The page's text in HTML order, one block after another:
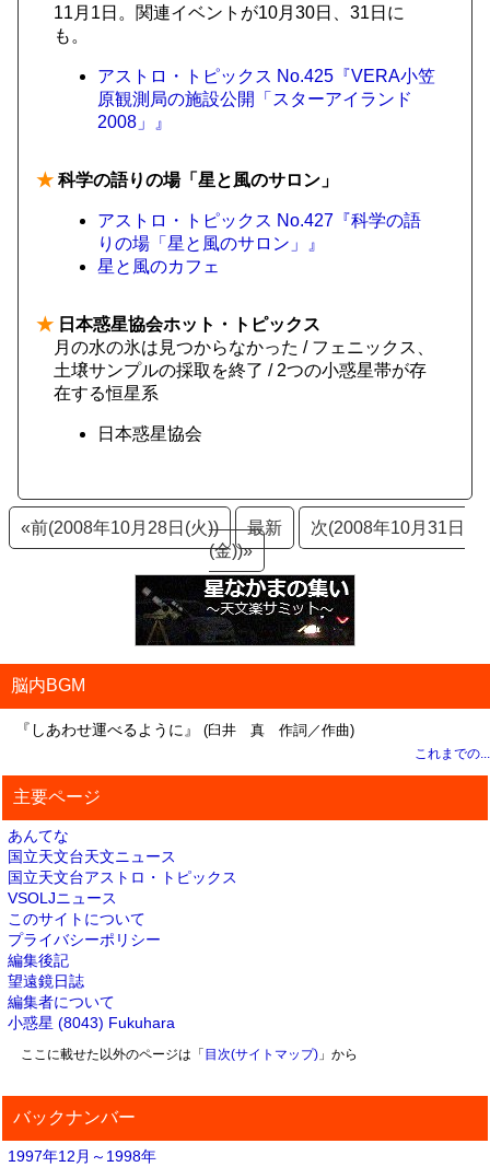
11月1日。関連イベントが10月30日、31日に
も。
アストロ・トピックス No.425『VERA小笠
原観測局の施設公開「スターアイランド
2008」』
★ 科学の語りの場「星と風のサロン」
アストロ・トピックス No.427『科学の語
りの場「星と風のサロン」』
星と風のカフェ
★ 日本惑星協会ホット・トピックス
月の水の氷は見つからなかった / フェニックス、
土壌サンプルの採取を終了 / 2つの小惑星帯が存
在する恒星系
日本惑星協会
«前(2008年10月28日(火)) 最新
次(2008年10月31日
(金))»
脳内BGM
『しあわせ運べるように』 (臼井 真 作詞／作曲)
これまでの...
主要ページ
あんてな
国立天文台天文ニュース
国立天文台アストロ・トピックス
VSOLJニュース
このサイトについて
プライバシーポリシー
編集後記
望遠鏡日誌
編集者について
小惑星 (8043) Fukuhara
ここに載せた以外のページは「 目次(サイトマップ)」から
バックナンバー
1997年12月～1998年